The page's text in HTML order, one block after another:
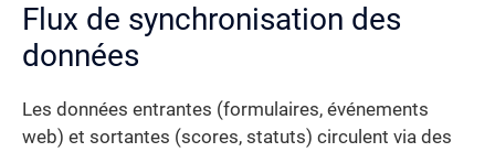
Flux de synchronisation des
données
Les données entrantes (formulaires, événements
web) et sortantes (scores, statuts) circulent via des